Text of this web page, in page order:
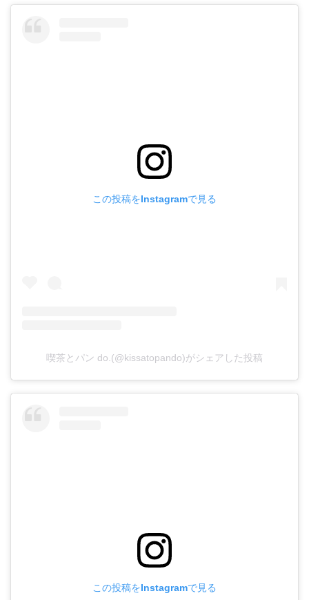
この投稿をInstagramで見る
喫茶とパン do.(@kissatopando)がシェアした投稿
この投稿をInstagramで見る